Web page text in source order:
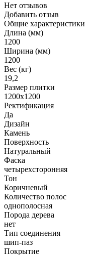
Нет отзывов
Добавить отзыв
Общие характеристики
Длина (мм)
1200
Ширина (мм)
1200
Вес (кг)
19,2
Размер плитки
1200x1200
Ректификация
Да
Дизайн
Камень
Поверхность
Натуральный
Фаска
четырехсторонняя
Тон
Коричневый
Количество полос
однополосная
Порода дерева
нет
Тип соединения
шип-паз
Покрытие